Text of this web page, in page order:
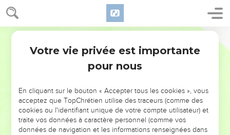
NE MANQUEZ PAS L’ÉVÉNEMENT
DE L’ANNÉE !
ET SI LEURS ERREURS POUVAIENT VOUS ÉVITER LES
VOTRES ?
Votre vie privée est importante
pour nous
En cliquant sur le bouton « Accepter tous les cookies », vous
acceptez que TopChrétien utilise des traceurs (comme des
cookies ou l'identifiant unique de votre compte utilisateur) et
traite vos données à caractère personnel (comme vos
données de navigation et les informations renseignées dans